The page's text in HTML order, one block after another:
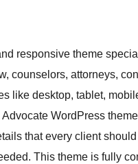
responsive theme
counselors, attorneys,
like desktop, tablet,
WordPress
that every client
This theme is fully